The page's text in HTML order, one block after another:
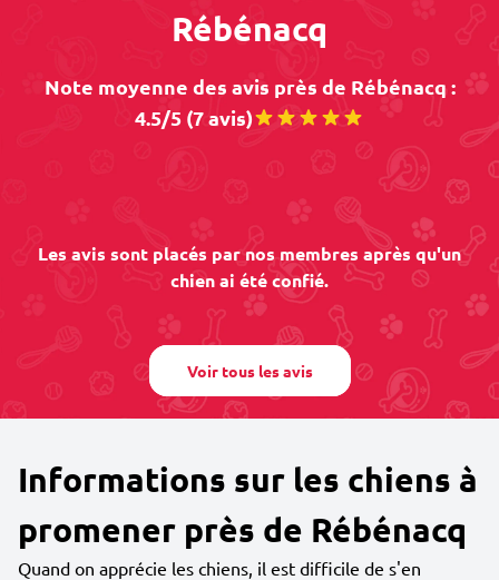
Rébénacq
Note moyenne des avis près de Rébénacq :
4.5/5 (7 avis)
Les avis sont placés par nos membres après qu'un
chien ai été confié.
Voir tous les avis
Informations sur les chiens à
promener près de Rébénacq
Quand on apprécie les chiens, il est difficile de s'en